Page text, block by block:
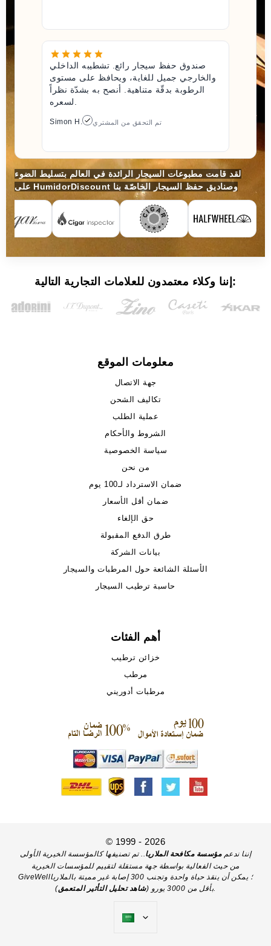
صندوق حفظ سيجار رائع. تشطيبه الداخلي
والخارجي جميل للغاية، ويحافظ على مستوى
الرطوبة بدقّة متناهية. أنصح به بشدّة نظراً
لسعره.
Simon H. تم التحقق من المشتري
لقد قامت مطبوعات السيجار الرائدة في العالم بتسليط الضوء
على HumidorDiscount وصناديق حفظ السيجار الخاصّة بنا
إننا وكلاء معتمدون للعلامات التجارية التالية:
معلومات الموقع
جهة الاتصال
تكاليف الشحن
عملية الطلب
الشروط والأحكام
سياسة الخصوصية
من نحن
ضمان الاسترداد لـ100 يوم
ضمان أقل الأسعار
حق الإلغاء
طرق الدفع المقبولة
بيانات الشركة
الأسئلة الشائعة حول المرطبات والسيجار
حاسبة ترطيب السيجار
أهم الفئات
خزائن ترطيب
مرطب
مرطبات أدوريني
© 1999 - 2026
إننا ندعممؤسسة مكافحة الملاريا.. تم تصنيفها كالمؤسسة الخيرية الأولى
من حيث الفعالية بواسطة جهة مستقلة لتقييم للمؤسسات الخيرية
GiveWell؛ يمكن أن ينقذ حياة واحدة وتجنب 300 إصابة غير مميتة بالملاريا
بأقل من 3000 يورو (
شاهد تحليل التأثير المتعمق ).